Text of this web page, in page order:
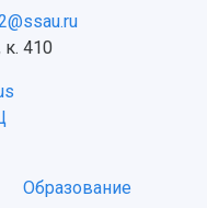
к. 410
Образование